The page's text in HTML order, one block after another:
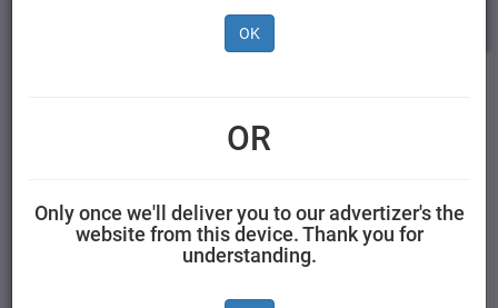
Pedigree Dentastix Disp
OK
OR
Only once we'll deliver you to our advertizer's the
website from this device. Thank you for
understanding.